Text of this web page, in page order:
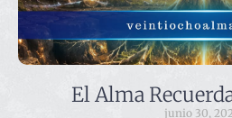
El Alma
junio 30,